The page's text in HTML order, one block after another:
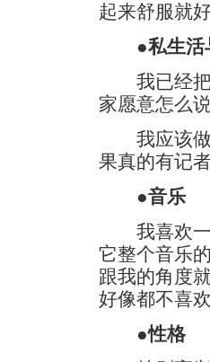
起来舒服就
●私生活
我已经把
家愿意怎么
我应该做
果真的有记
●音乐
我喜欢一
它整个音乐
跟我的角度
好像都不喜
●性格